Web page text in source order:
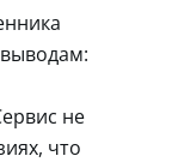
не
что